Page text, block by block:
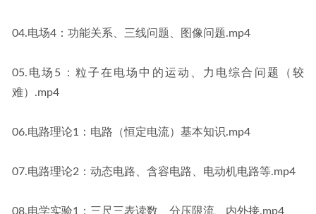
04.电场4：功能关系、三线问题、图像问题.mp4
05.电场5：粒子在电场中的运动、力电综合问题（较
难）.mp4
06.电路理论1：电路（恒定电流）基本知识.mp4
07.电路理论2：动态电路、含容电路、电动机电路等.mp4
08.电学实验1：三尺三表读数、分压限流、内外接.mp4